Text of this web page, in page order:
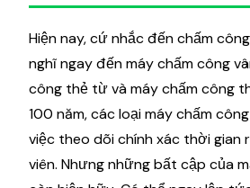
Hiện nay, cứ nhắc đến chấm
nghĩ ngay đến máy chấm công
công thẻ từ và máy chấm công
100 năm, các loại máy chấm
việc theo dõi chính xác thời gian
viên. Nhưng những bất cập của